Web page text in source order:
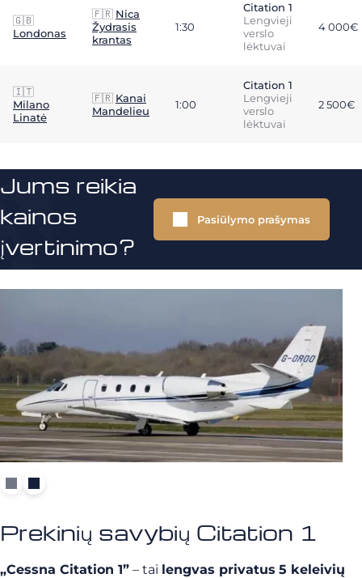
🇬🇧
Londonas
🇫🇷 Nica
Žydrasis
krantas
1:30
Citation 1
Lengvieji
verslo
lėktuvai
4 000€
🇮🇹
Milano
Linatė
🇫🇷 Kanai
Mandelieu
1:00
Citation 1
Lengvieji
verslo
lėktuvai
2 500€
Jums reikia
kainos
įvertinimo?
Pasiūlymo prašymas
Prekinių savybių Citation 1
„Cessna Citation 1” – tai lengvas privatus 5 keleivių